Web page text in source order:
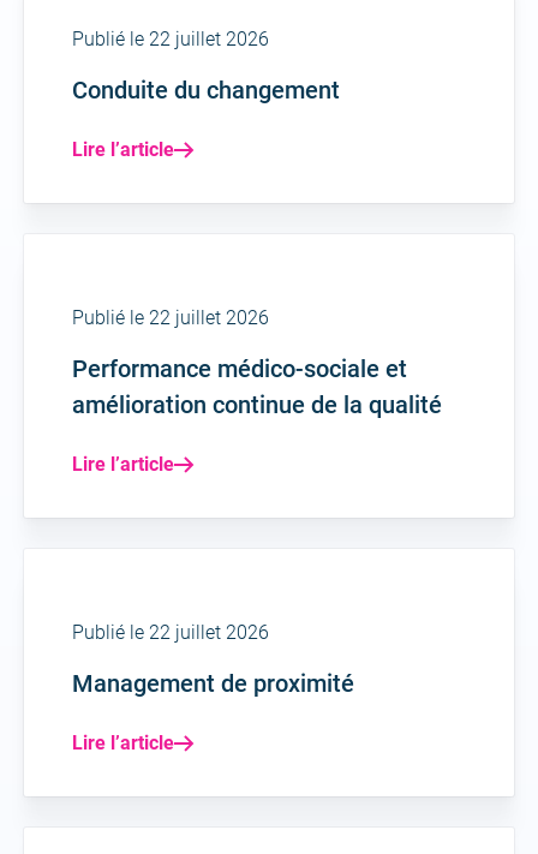
Publié le 22 juillet 2026
Conduite du changement
Lire l’article
Publié le 22 juillet 2026
Performance médico-sociale et
amélioration continue de la qualité
Lire l’article
Publié le 22 juillet 2026
Management de proximité
Lire l’article